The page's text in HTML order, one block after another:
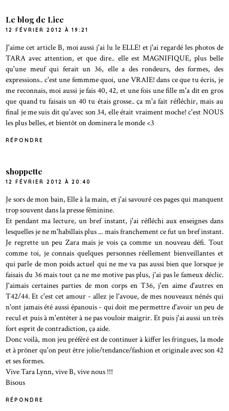
Le blog de Lice
12 FÉVRIER 2012 À 19:21
J'aime cet article B, moi aussi j'ai lu le ELLE! et j'ai regardé les photos de
TARA avec attention, et que dire.. elle est MAGNIFIQUE, plus belle
qu'une meuf qui ferait un 36, elle a des rondeurs, des formes, des
expressions.. c'est une femmme quoi, une VRAIE! dans ce que tu écris, je
me reconnais, moi aussi je fais 40, 42, et une fois une fille m'a dit en gros
que quand tu faisais un 40 tu étais grosse.. ça m'a fait réfléchir, mais au
final je me suis dit qu'avec son 34, elle était vraiment moche! c'est NOUS
les plus belles, et bientôt on dominera le monde <3
RÉPONDRE
shoppette
12 FÉVRIER 2012 À 20:40
Je sors de mon bain, Elle à la main, et j'ai savouré ces pages qui manquent
trop souvent dans la presse féminine.
Et pendant ma lecture, un bref instant, j'ai réfléchi aux enseignes dans
lesquelles je ne m'habillais plus ... mais franchement ce fut un bref instant.
Je regrette un peu Zara mais je vois ça comme un nouveau défi. Tout
comme toi, je connais quelques personnes réellement bienveillantes et
qui parle de mon poids actuel qui ne me va pas aussi bien que lorsque je
faisais du 36 mais tout ça ne me motive pas plus, j'ai pas le fameux déclic.
J'aimais certaines parties de mon corps en T36, j'en aime d'autres en
T42/44. Et c'est cet amour - allez je l'avoue, de mes nouveaux nénés qui
n'ont jamais été aussi épanouis - qui doit me permettre d'avoir un peu de
recul et puis à m'entêter à ne pas vouloir maigrir. Et puis j'ai aussi un très
fort esprit de contradiction, ça aide.
Donc voilà, mon jeu préféré est de continuer à kiffer les fringues, la mode
et à prôner qu'on peut être jolie/tendance/fashion et originale avec son 42
et ses formes.
Vive Tara Lynn, vive B, vive nous !!!
Bisous
RÉPONDRE